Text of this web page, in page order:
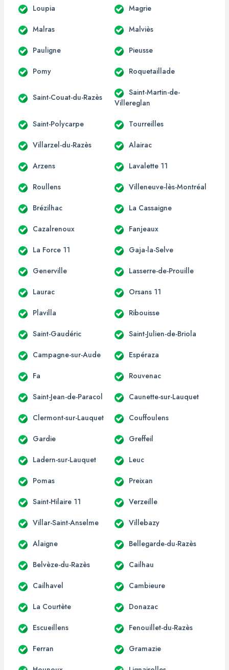
Loupia Magrie
Malras Malviès
Pauligne Pieusse
Pomy Roquetaillade
Saint-Couat-du-Razès
Saint-Martin-de-
Villereglan
Saint-Polycarpe Tourreilles
Villarzel-du-Razès Alairac
Arzens Lavalette 11
Roullens Villeneuve-lès-Montréal
Brézilhac La Cassaigne
Cazalrenoux Fanjeaux
La Force 11 Gaja-la-Selve
Generville Lasserre-de-Prouille
Laurac Orsans 11
Plavilla Ribouisse
Saint-Gaudéric Saint-Julien-de-Briola
Campagne-sur-Aude Espéraza
Fa Rouvenac
Saint-Jean-de-Paracol Caunette-sur-Lauquet
Clermont-sur-Lauquet Couffoulens
Gardie Greffeil
Ladern-sur-Lauquet Leuc
Pomas Preixan
Saint-Hilaire 11 Verzeille
Villar-Saint-Anselme Villebazy
Alaigne Bellegarde-du-Razès
Belvèze-du-Razès Cailhau
Cailhavel Cambieure
La Courtète Donazac
Escueillens Fenouillet-du-Razès
Ferran Gramazie